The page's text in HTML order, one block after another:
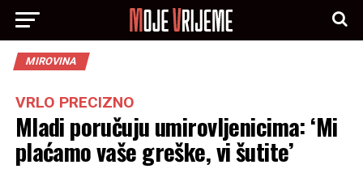
MIROVINA
VRLO PRECIZNO
Mladi poručuju umirovljenicima: ‘Mi
plaćamo vaše greške, vi šutite’